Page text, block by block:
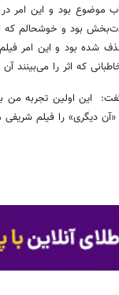
موضوع بود و این امر
بود و خوشحالم
شده بود و این امر فیلم
که اثر را می‌بینند
گفت: این اولین تجربه
دیگری» را فیلم